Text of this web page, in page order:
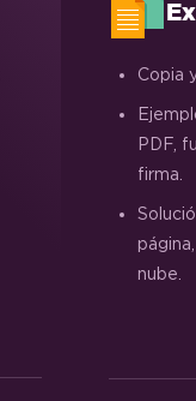
Copia
PDF,
firma.
nube.